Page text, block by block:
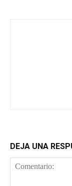
DEJA UNA